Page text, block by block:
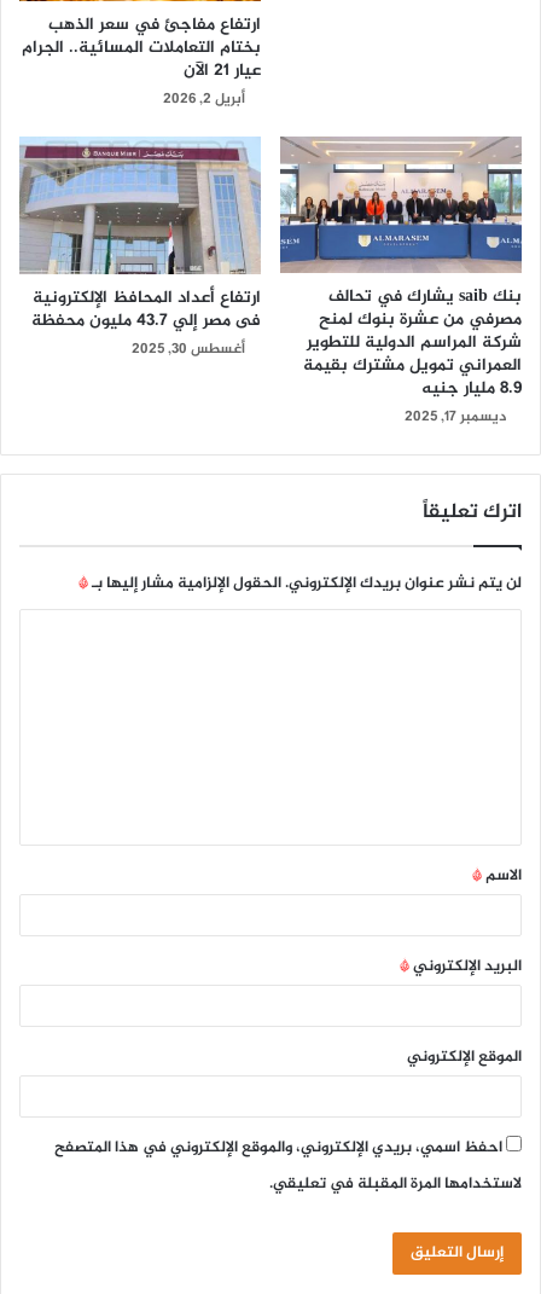
ارتفاع مفاجئ في سعر الذهب
بختام التعاملات المسائية.. الجرام
عيار 21 الآن
أبريل 2, 2026
بنك saib يشارك في تحالف
مصرفي من عشرة بنوك لمنح
شركة المراسم الدولية للتطوير
العمراني تمويل مشترك بقيمة
8.9 مليار جنيه
ديسمبر 17, 2025
ارتفاع أعداد المحافظ الإلكترونية
فى مصر إلي 43.7 مليون محفظة
أغسطس 30, 2025
اترك تعليقاً
لن يتم نشر عنوان بريدك الإلكتروني.الحقول الإلزامية مشار إليها بـ*
ق
*
الاسم*
البريد الإلكتروني*
الموقع الإلكتروني
احفظ اسمي، بريدي الإلكتروني، والموقع الإلكتروني في هذا المتصفح
لاستخدامها المرة المقبلة في تعليقي.